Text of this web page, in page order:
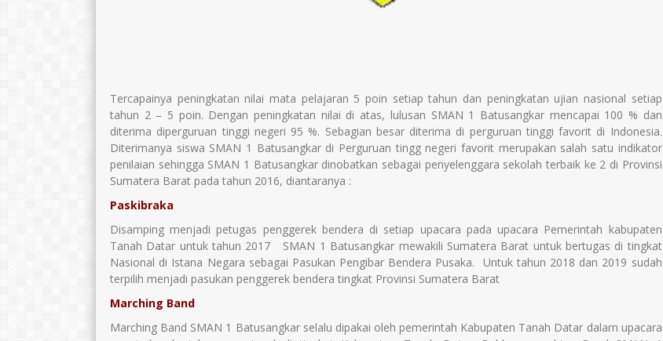
Tercapainya peningkatan nilai mata pelajaran 5 poin setiap tahun dan peningkatan ujian nasional setiap
tahun 2 – 5 poin. Dengan peningkatan nilai di atas, lulusan SMAN 1 Batusangkar mencapai 100 % dan
diterima diperguruan tinggi negeri 95 %. Sebagian besar diterima di perguruan tinggi favorit di Indonesia.
Diterimanya siswa SMAN 1 Batusangkar di Perguruan tingg negeri favorit merupakan salah satu indikator
penilaian sehingga SMAN 1 Batusangkar dinobatkan sebagai penyelenggara sekolah terbaik ke 2 di Provinsi
Sumatera Barat pada tahun 2016, diantaranya :
Paskibraka
Disamping menjadi petugas penggerek bendera di setiap upacara pada upacara Pemerintah kabupaten
Tanah Datar untuk tahun 2017 SMAN 1 Batusangkar mewakili Sumatera Barat untuk bertugas di tingkat
Nasional di Istana Negara sebagai Pasukan Pengibar Bendera Pusaka. Untuk tahun 2018 dan 2019 sudah
terpilih menjadi pasukan penggerek bendera tingkat Provinsi Sumatera Barat
Marching Band
Marching Band SMAN 1 Batusangkar selalu dipakai oleh pemerintah Kabupaten Tanah Datar dalam upacara